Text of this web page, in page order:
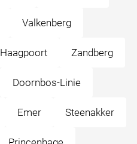
Valkenberg
Haagpoort Zandberg
Doornbos-Linie
Emer Steenakker